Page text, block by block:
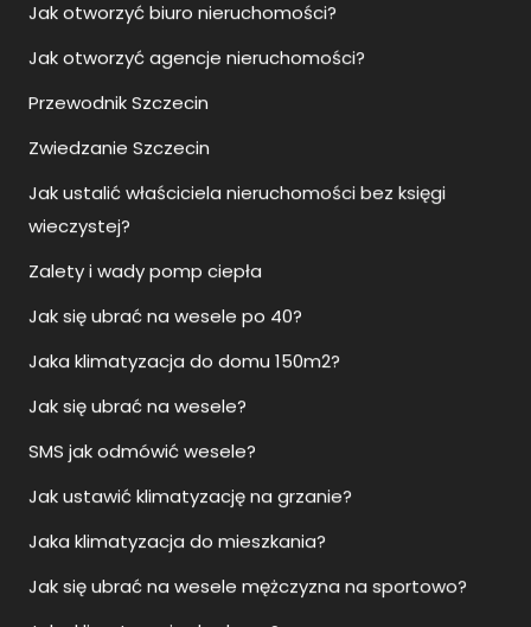
Przewodnik Szczecin
Zwiedzanie Szczecin
Jak ustalić właściciela nieruchomości bez księgi
wieczystej?
Zalety i wady pomp ciepła
Jak się ubrać na wesele po 40?
Jaka klimatyzacja do domu 150m2?
Jak się ubrać na wesele?
SMS jak odmówić wesele?
Jak ustawić klimatyzację na grzanie?
Jaka klimatyzacja do mieszkania?
Jak się ubrać na wesele mężczyzna na sportowo?
Jaka klimatyzacja do domu?
Namiot sferyczny glamping